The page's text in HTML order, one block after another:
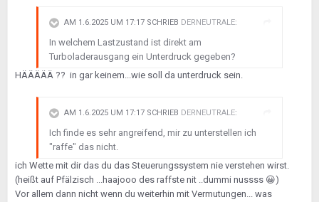
AM 1.6.2025 UM 17:17 SCHRIEB DERNEUTRALE:
In welchem Lastzustand ist direkt am
Turboladerausgang ein Unterdruck gegeben?
HÄÄÄÄÄ ?? in gar keinem...wie soll da unterdruck sein.
AM 1.6.2025 UM 17:17 SCHRIEB DERNEUTRALE:
Ich finde es sehr angreifend, mir zu unterstellen ich
"raffe" das nicht.
ich Wette mit dir das du das Steuerungssystem nie verstehen wirst.
(heißt auf Pfälzisch ...haajooo des raffste nit ..dummi nussss 😀)
Vor allem dann nicht wenn du weiterhin mit Vermutungen... was